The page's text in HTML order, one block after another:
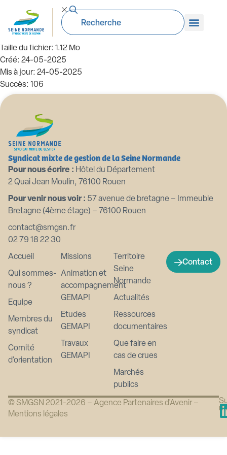
71_AN-2024.03.04. ANNEXE. Note de
présentation BP 2024
Taille du fichier: 1.12 Mo
Créé: 24-05-2025
Mis à jour: 24-05-2025
Succès: 106
Syndicat mixte de gestion de la Seine Normande
Pour nous écrire : Hôtel du Département
2 Quai Jean Moulin, 76100 Rouen
Pour venir nous voir : 57 avenue de bretagne – Immeuble
Bretagne (4ème étage) – 76100 Rouen
contact@smgsn.fr
02 79 18 22 30
Accueil
Qui sommes-
nous ?
Equipe
Membres du
syndicat
Comité
d’orientation
Missions
Animation et
accompagnement
GEMAPI
Etudes
GEMAPI
Travaux
GEMAPI
Territoire
Seine
Normande
Actualités
Ressources
documentaires
Que faire en
cas de crues
Marchés
publics
Contact
© SMGSN 2021-2026 – Agence Partenaires d’Avenir –
Mentions légales